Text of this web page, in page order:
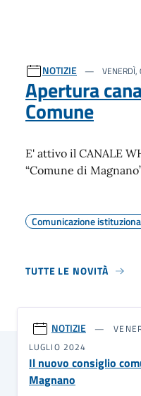
NOTIZIE
Apertura
Comune
E' attivo il CANALE
“Comune di
Comunicazione
TUTTE LE NOVITÀ
NOTIZIE
LUGLIO 2024
Il nuovo consiglio
Magnano